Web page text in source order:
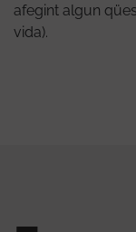
afegint algun
vida).